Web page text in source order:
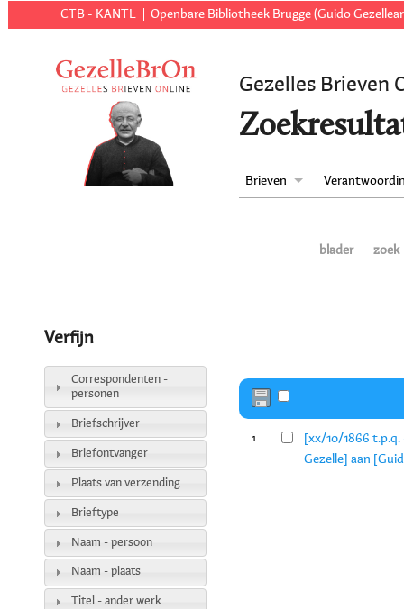
CTB - KANTL Openbare Bibliotheek Brugge (Guido
Gezelles Brieven
Brieven
blader zoek
1
[xx/10/1866
Gezelle] aan
Verfijn
Correspondenten -
personen
Briefschrijver
Briefontvanger
Plaats van verzending
Brieftype
Naam - persoon
Naam - plaats
Titel - ander werk